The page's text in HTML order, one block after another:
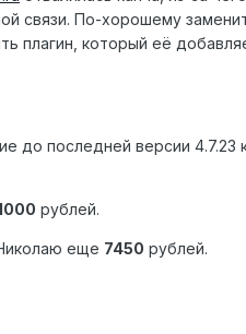
связи. По-хорошему
плагин, который её
до последней версии 4.7.23
рублей.
еще 7450 рублей.